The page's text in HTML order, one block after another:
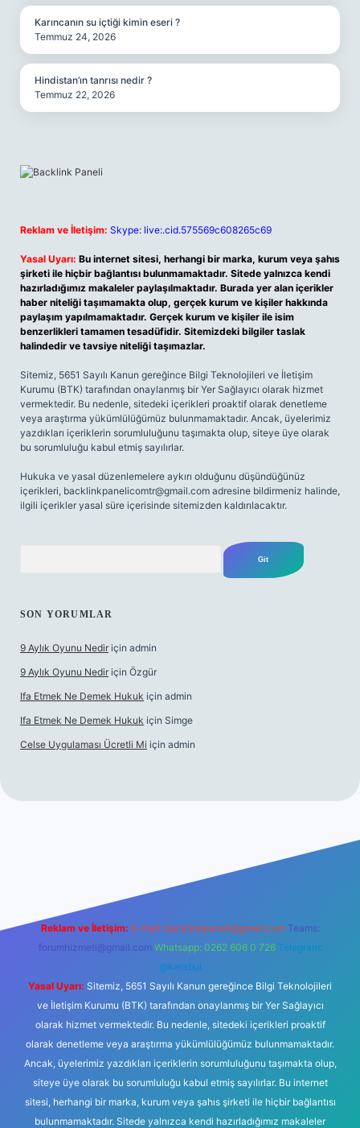
Karıncanın su içtiği kimin eseri ?
Temmuz 24, 2026
Hindistan’ın tanrısı nedir ?
Temmuz 22, 2026
Reklam ve İletişim: Skype: live:.cid.575569c608265c69
Yasal Uyarı: Bu internet sitesi, herhangi bir marka, kurum veya şahıs
şirketi ile hiçbir bağlantısı bulunmamaktadır. Sitede yalnızca kendi
hazırladığımız makaleler paylaşılmaktadır. Burada yer alan içerikler
haber niteliği taşımamakta olup, gerçek kurum ve kişiler hakkında
paylaşım yapılmamaktadır. Gerçek kurum ve kişiler ile isim
benzerlikleri tamamen tesadüfidir. Sitemizdeki bilgiler taslak
halindedir ve tavsiye niteliği taşımazlar.
Sitemiz, 5651 Sayılı Kanun gereğince Bilgi Teknolojileri ve İletişim
Kurumu (BTK) tarafından onaylanmış bir Yer Sağlayıcı olarak hizmet
vermektedir. Bu nedenle, sitedeki içerikleri proaktif olarak denetleme
veya araştırma yükümlülüğümüz bulunmamaktadır. Ancak, üyelerimiz
yazdıkları içeriklerin sorumluluğunu taşımakta olup, siteye üye olarak
bu sorumluluğu kabul etmiş sayılırlar.
Hukuka ve yasal düzenlemelere aykırı olduğunu düşündüğünüz
içerikleri, backlinkpanelicomtr@gmail.com adresine bildirmeniz halinde,
ilgili içerikler yasal süre içerisinde sitemizden kaldırılacaktır.
SON YORUMLAR
9 Aylık Oyunu Nedir için admin
9 Aylık Oyunu Nedir için Özgür
Ifa Etmek Ne Demek Hukuk için admin
Ifa Etmek Ne Demek Hukuk için Simge
Celse Uygulaması Ücretli Mi için admin
Reklam ve İletişim: E-mail: backlinkpaneli@gmail.com Teams:
forumhizmeti@gmail.com Whatsapp: 0262 606 0 726 Telegram:
@karabul
Yasal Uyarı: Sitemiz, 5651 Sayılı Kanun gereğince Bilgi Teknolojileri
ve İletişim Kurumu (BTK) tarafından onaylanmış bir Yer Sağlayıcı
olarak hizmet vermektedir. Bu nedenle, sitedeki içerikleri proaktif
olarak denetleme veya araştırma yükümlülüğümüz bulunmamaktadır.
Ancak, üyelerimiz yazdıkları içeriklerin sorumluluğunu taşımakta olup,
siteye üye olarak bu sorumluluğu kabul etmiş sayılırlar. Bu internet
sitesi, herhangi bir marka, kurum veya şahıs şirketi ile hiçbir bağlantısı
bulunmamaktadır. Sitede yalnızca kendi hazırladığımız makaleler